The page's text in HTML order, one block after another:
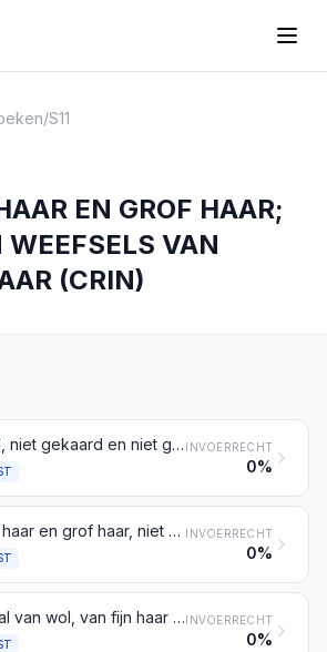
/S11
EN GROF HAAR;
WEEFSELS VAN
(CRIN)
Wol, niet gekaard en niet gekamd INVOERRECHT
0%
Fijn haar en grof haar, niet gekaard en niet gekamd INVOERRECHT
0%
Afval van wol, van fijn haar of van grof haar, afval van garen daaronder begrepen doch met uitzondering van rafelwol en van rafelingen van haarINVOERRECHT
0%